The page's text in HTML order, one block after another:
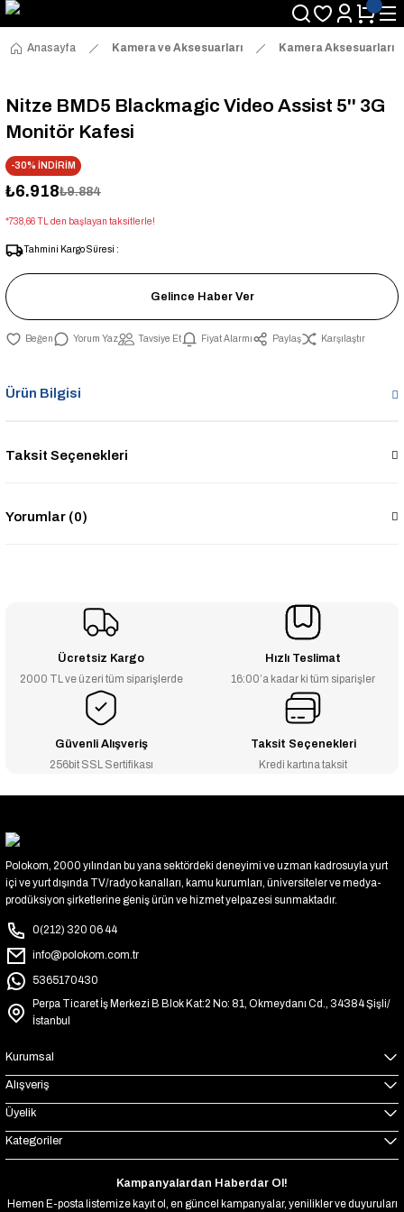
Anasayfa Kamera ve Aksesuarları Kamera Aksesuarları
Nitze BMD5 Blackmagic Video Assist 5'' 3G
Monitör Kafesi
-30% İNDİRİM
₺6.918₺9.884
*738,66 TL den başlayan taksitlerle!
Tahmini Kargo Süresi :
Gelince Haber Ver
Yorum Yaz Tavsiye Et Fiyat Alarmı Paylaş Karşılaştır
Ürün Bilgisi
Taksit Seçenekleri
Yorumlar (0)
Ücretsiz Kargo
2000 TL ve üzeri tüm siparişlerde
Hızlı Teslimat
16:00’a kadar ki tüm siparişler
Güvenli Alışveriş
256bit SSL Sertifikası
Taksit Seçenekleri
Kredi kartına taksit
Polokom, 2000 yılından bu yana sektördeki deneyimi ve uzman kadrosuyla yurt
içi ve yurt dışında TV/radyo kanalları, kamu kurumları, üniversiteler ve medya-
prodüksiyon şirketlerine geniş ürün ve hizmet yelpazesi sunmaktadır.
0(212) 320 06 44
info@polokom.com.tr
5365170430
Perpa Ticaret İş Merkezi B Blok Kat:2 No: 81, Okmeydanı Cd., 34384 Şişli/
İstanbul
Kurumsal
Alışveriş
Üyelik
Kategoriler
Kampanyalardan Haberdar Ol!
Hemen E-posta listemize kayıt ol, en güncel kampanyalar, yenilikler ve duyuruları